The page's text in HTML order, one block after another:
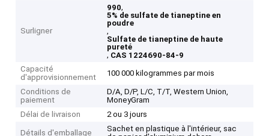
Surligner
990,
5% de sulfate de tianeptine en
poudre
,
Sulfate de tianeptine de haute
pureté
, CAS 1224690-84-9
Capacité
d'approvisionnement
100 000 kilogrammes par mois
Conditions de
paiement
D/A, D/P, L/C, T/T, Western Union,
MoneyGram
Délai de livraison
2 ou 3 jours
Détails d'emballage
Sachet en plastique à l'intérieur, sac